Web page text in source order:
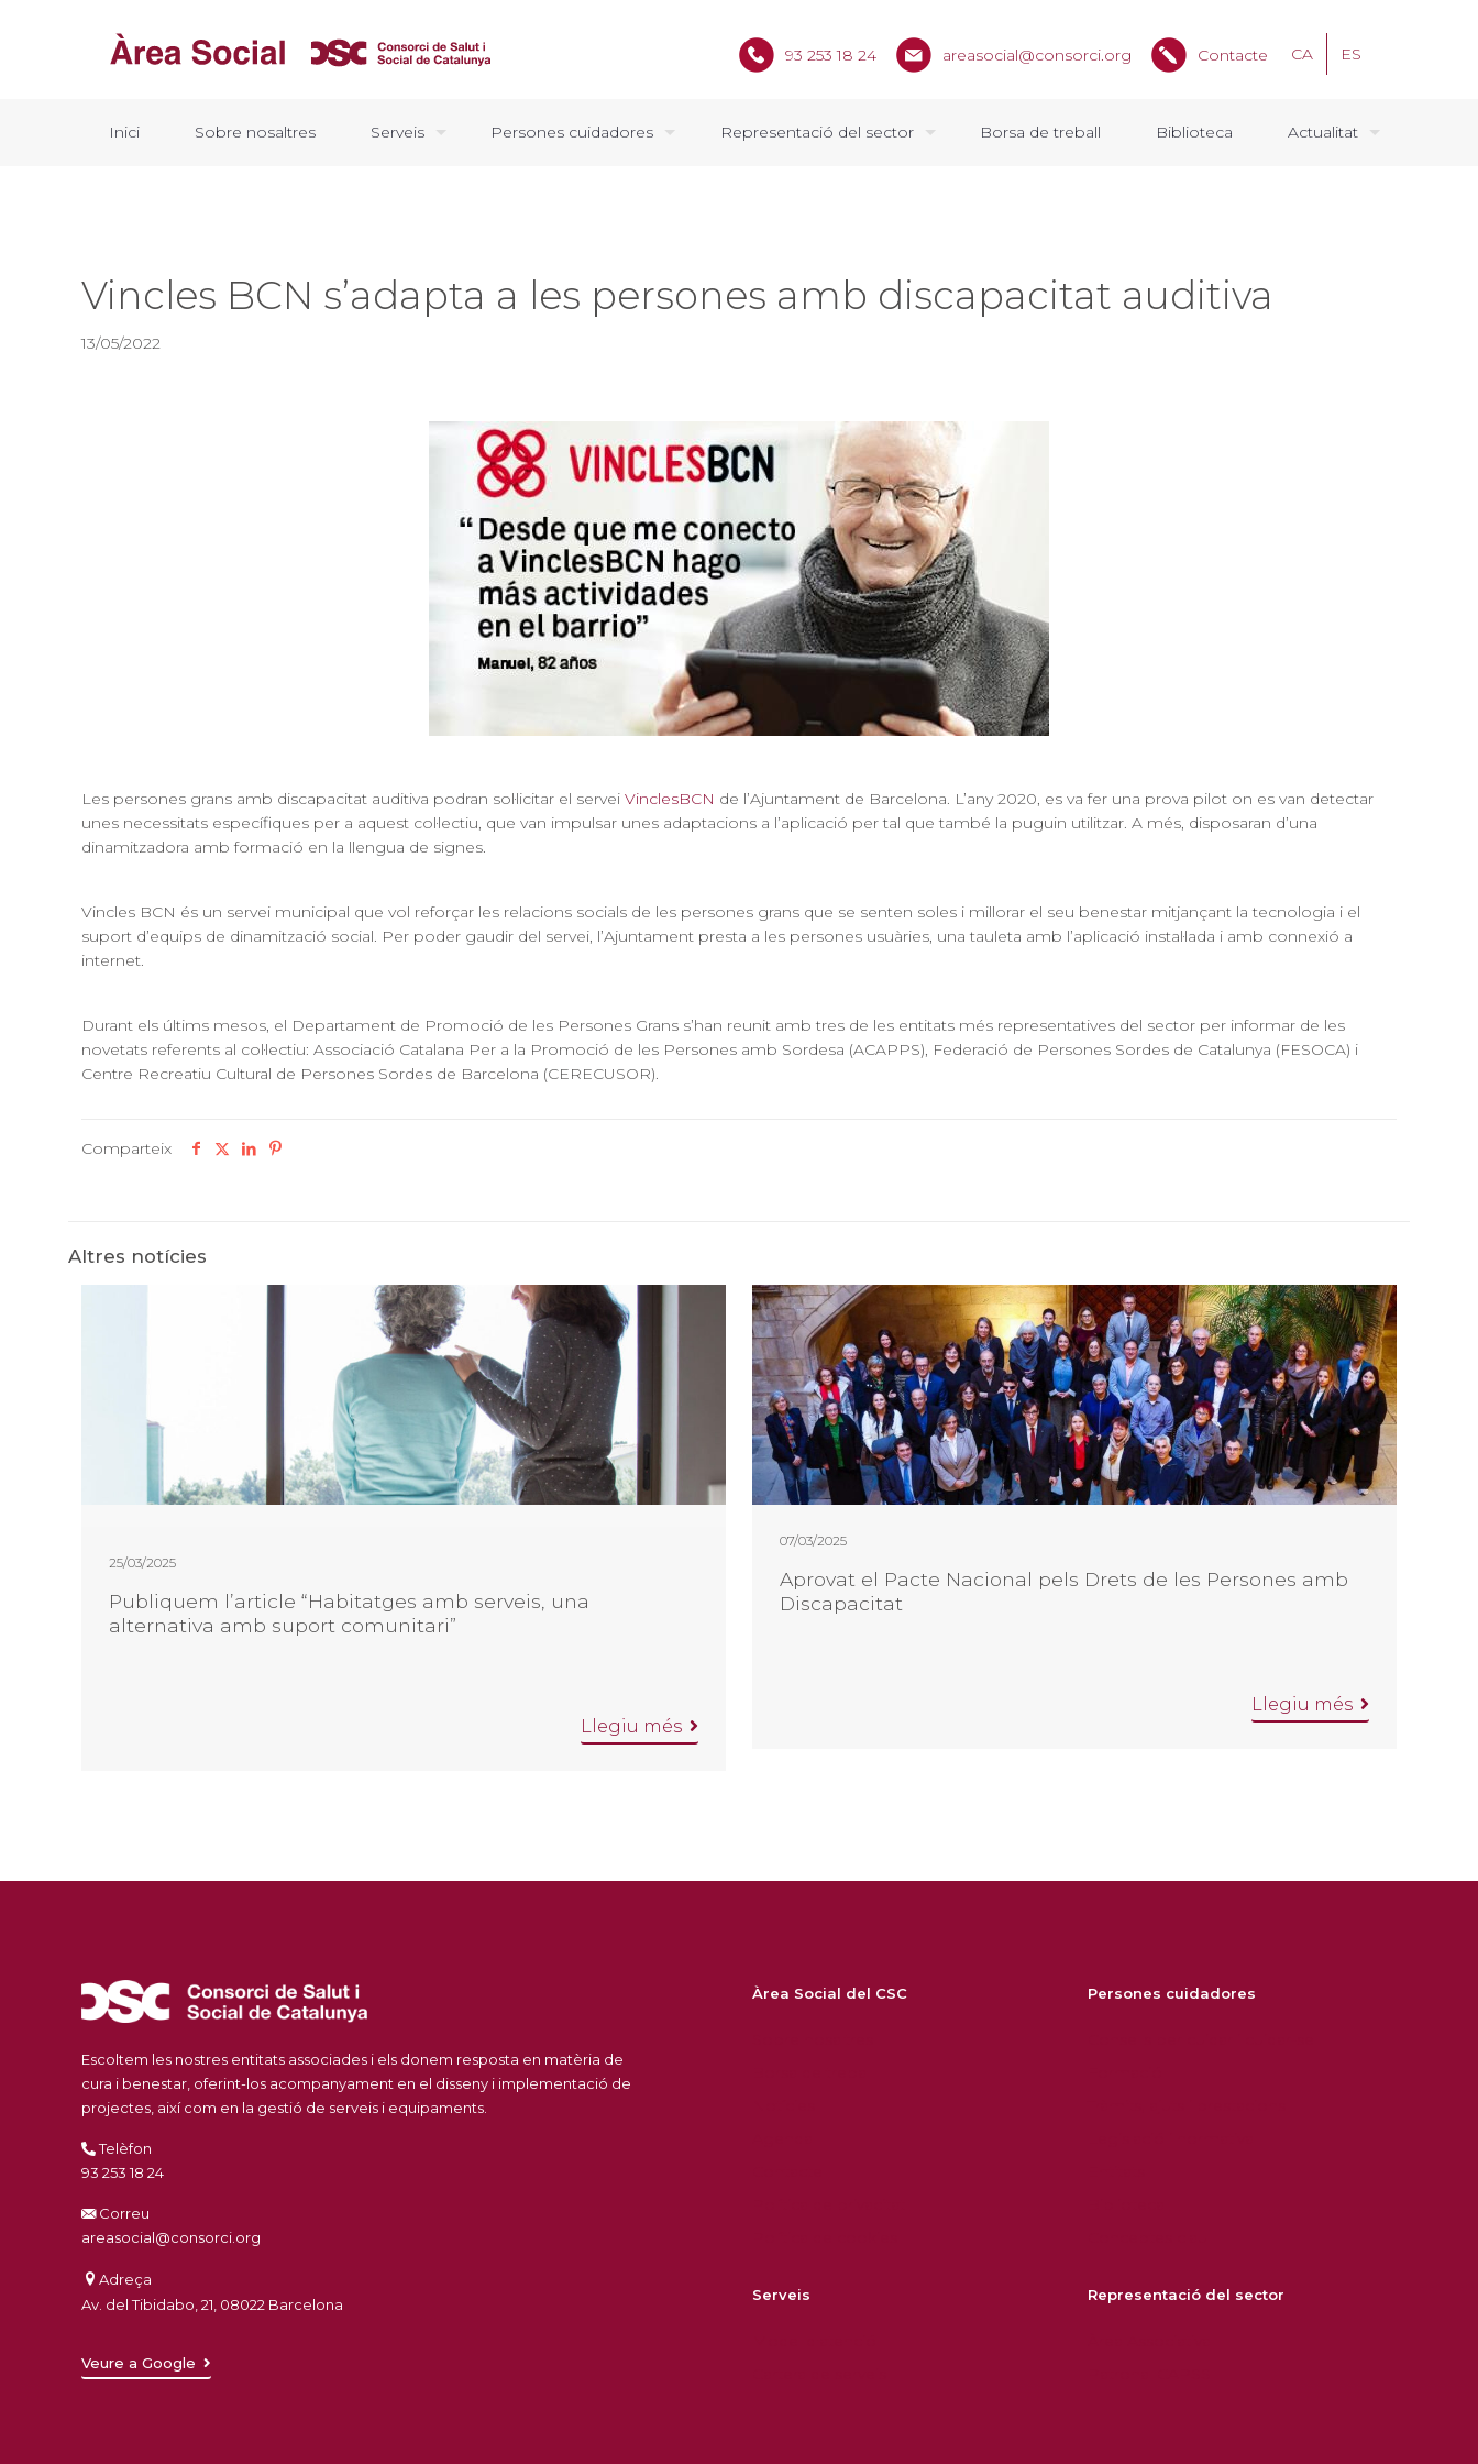
Inici Sobre nosaltres Serveis Persones cuidadores Representació del sector Borsa de treball Biblioteca Actualitat
93 253 18 24 areasocial@consorci.org Contacte CA ES
Vincles BCN s’adapta a les persones amb discapacitat auditiva
13/05/2022
Les persones grans amb discapacitat auditiva podran sol·licitar el serveiVinclesBCN de l’Ajuntament de Barcelona. L’any 2020, es va fer una prova pilot on es van detectar
unes necessitats específiques per a aquest col·lectiu, que van impulsar unes adaptacions a l’aplicació per tal que també la puguin utilitzar. A més, disposaran d’una
dinamitzadora amb formació en la llengua de signes.
Vincles BCN és un servei municipal que vol reforçar les relacions socials de les persones grans que se senten soles i millorar el seu benestar mitjançant la tecnologia i el
suport d’equips de dinamització social. Per poder gaudir del servei, l’Ajuntament presta a les persones usuàries, una tauleta amb l’aplicació instal·lada i amb connexió a
internet.
Durant els últims mesos, el Departament de Promoció de les Persones Grans s’han reunit amb tres de les entitats més representatives del sector per informar de les
novetats referents al col·lectiu: Associació Catalana Per a la Promoció de les Persones amb Sordesa (ACAPPS), Federació de Persones Sordes de Catalunya (FESOCA) i
Centre Recreatiu Cultural de Persones Sordes de Barcelona (CERECUSOR).
Comparteix
Altres notícies
25/03/2025
Publiquem l’article “Habitatges amb serveis, una
alternativa amb suport comunitari”
Llegiu més
07/03/2025
Aprovat el Pacte Nacional pels Drets de les Persones amb
Discapacitat
Llegiu més
Escoltem les nostres entitats associades i els donem resposta en matèria de
cura i benestar, oferint-los acompanyament en el disseny i implementació de
projectes, així com en la gestió de serveis i equipaments.
Telèfon
93 253 18 24
Correu
areasocial@consorci.org
Adreça
Av. del Tibidabo, 21, 08022 Barcelona
Veure a Google
Àrea Social del CSC
Serveis
Persones cuidadores
Representació del sector